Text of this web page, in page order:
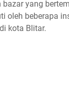
bazar yang
oleh beberapa
kota Blitar.